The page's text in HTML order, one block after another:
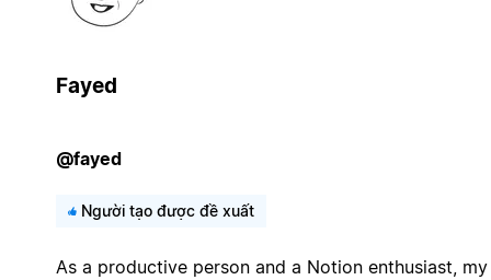
Fayed
@fayed
Người tạo được đề xuất
As a productive person and a Notion enthusiast, my